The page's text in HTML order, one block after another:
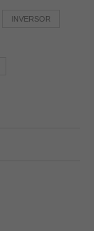
INVERSOR